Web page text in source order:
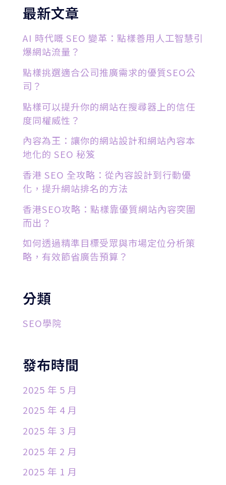
最新文章
AI 時代嘅 SEO 變革：點樣善用人工智慧引
爆網站流量？
點樣挑選適合公司推廣需求的優質SEO公
司？
點樣可以提升你的網站在搜尋器上的信任
度同權威性？
內容為王：讓你的網站設計和網站內容本
地化的 SEO 秘笈
香港 SEO 全攻略：從內容設計到行動優
化，提升網站排名的方法
香港SEO攻略：點樣靠優質網站內容突圍
而出？
如何透過精準目標受眾與市場定位分析策
略，有效節省廣告預算？
分類
SEO學院
發布時間
2025 年 5 月
2025 年 4 月
2025 年 3 月
2025 年 2 月
2025 年 1 月